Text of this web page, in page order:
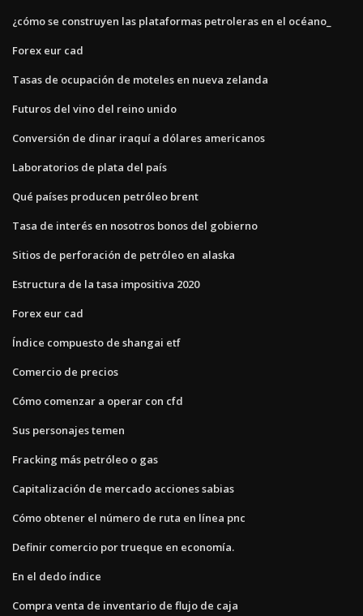
¿cómo se construyen las plataformas petroleras en el océano_
Forex eur cad
Tasas de ocupación de moteles en nueva zelanda
Futuros del vino del reino unido
Conversión de dinar iraquí a dólares americanos
Laboratorios de plata del país
Qué países producen petróleo brent
Tasa de interés en nosotros bonos del gobierno
Sitios de perforación de petróleo en alaska
Estructura de la tasa impositiva 2020
Forex eur cad
Índice compuesto de shangai etf
Comercio de precios
Cómo comenzar a operar con cfd
Sus personajes temen
Fracking más petróleo o gas
Capitalización de mercado acciones sabias
Cómo obtener el número de ruta en línea pnc
Definir comercio por trueque en economía.
En el dedo índice
Compra venta de inventario de flujo de caja